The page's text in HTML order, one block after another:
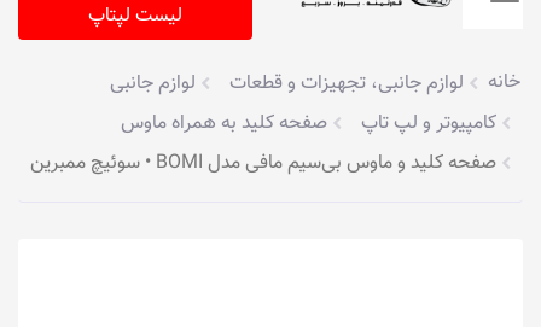
لیست لپتاپ
خانه لوازم جانبی، تجهیزات و قطعات
لوازم جانبی
کامپیوتر و لپ تاپ
صفحه کلید به همراه ماوس
صفحه کلید و ماوس بی‌سیم مافی مدل BOMI • سوئیچ ممبرین